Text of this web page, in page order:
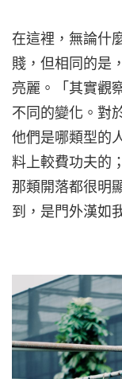
在這裡，無論什
賤，但相同的是
亮麗。「其實觀
不同的變化。對
他們是哪類型的
料上較費功夫的
那類開落都很明
到，是門外漢如